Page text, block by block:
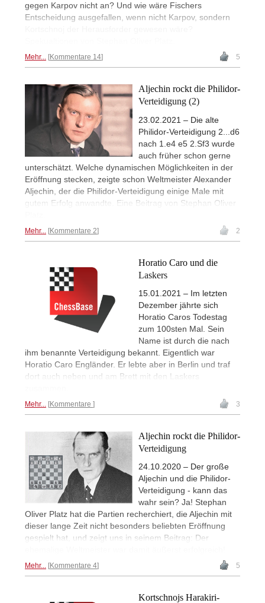
gegen Karpov nicht an? Und wie wäre Fischers
Entscheidung ausgefallen, wenn nicht Karpov, sondern
Mehr... Kommentare 14 5
Aljechin rockt die Philidor-
Verteidigung (2)
23.02.2021 – Die alte
Philidor-Verteidigung 2...d6
nach 1.e4 e5 2.Sf3 wurde
auch früher schon gerne
unterschätzt. Welche dynamischen Möglichkeiten in der
Eröffnung stecken, zeigte schon Weltmeister Alexander
Aljechin, der die Philidor-Verteidigung einige Male mit
gutem Erfolg anwandte. Eine Beitrag von Stephan Oliver
Mehr... Kommentare 2 2
Horatio Caro und die
Laskers
15.01.2021 – Im letzten
Dezember jährte sich
Horatio Caros Todestag
zum 100sten Mal. Sein
Name ist durch die nach
ihm benannte Verteidigung bekannt. Eigentlich war
Horatio Caro Engländer. Er lebte aber in Berlin und traf
dort auch neben und am Brett mit den Laskers
Mehr... Kommentare 3
Aljechin rockt die Philidor-
Verteidigung
24.10.2020 – Der große
Aljechin und die Philidor-
Verteidigung - kann das
wahr sein? Ja! Stephan
Oliver Platz hat die Partien recherchiert, die Aljechin mit
dieser lange Zeit nicht besonders beliebten Eröffnung
gespielt hat, und zeigt uns in seinem Beitrag: Der
Mehr... Kommentare 4 5
Kortschnojs Harakiri-